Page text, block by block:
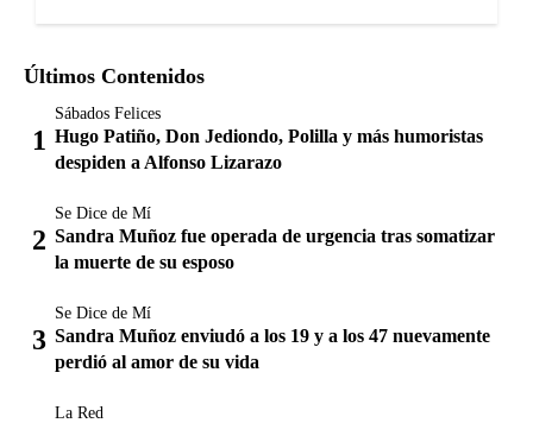
Últimos Contenidos
Sábados Felices
Hugo Patiño, Don Jediondo, Polilla y más humoristas
despiden a Alfonso Lizarazo
Se Dice de Mí
Sandra Muñoz fue operada de urgencia tras somatizar
la muerte de su esposo
Se Dice de Mí
Sandra Muñoz enviudó a los 19 y a los 47 nuevamente
perdió al amor de su vida
La Red